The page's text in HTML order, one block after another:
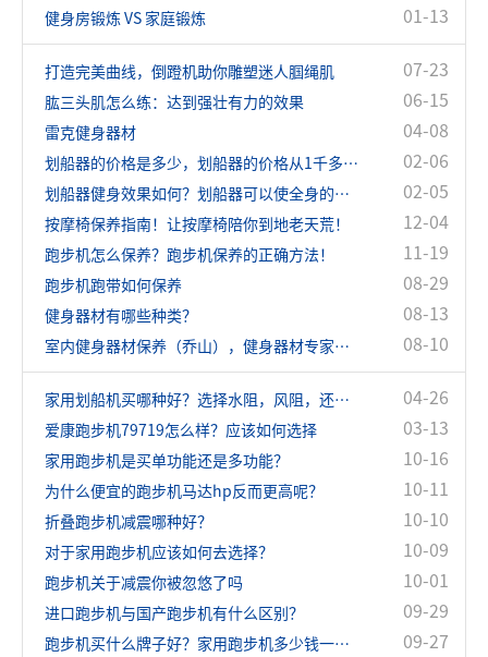
01-13
健身房锻炼 VS 家庭锻炼
07-23
打造完美曲线，倒蹬机助你雕塑迷人腘绳肌
06-15
肱三头肌怎么练：达到强壮有力的效果
04-08
雷克健身器材
02-06
划船器的价格是多少，划船器的价格从1千多到几万的都有！
02-05
划船器健身效果如何？划船器可以使全身的肌肉都得到很好的锻炼
12-04
按摩椅保养指南！让按摩椅陪你到地老天荒！
11-19
跑步机怎么保养？跑步机保养的正确方法！
08-29
跑步机跑带如何保养
08-13
健身器材有哪些种类？
08-10
室内健身器材保养（乔山），健身器材专家指导
04-26
家用划船机买哪种好？选择水阻，风阻，还是磁阻？
03-13
爱康跑步机79719怎么样？应该如何选择
10-16
家用跑步机是买单功能还是多功能？
10-11
为什么便宜的跑步机马达hp反而更高呢？
10-10
折叠跑步机减震哪种好？
10-09
对于家用跑步机应该如何去选择？
10-01
跑步机关于减震你被忽悠了吗
09-29
进口跑步机与国产跑步机有什么区别？
09-27
跑步机买什么牌子好？家用跑步机多少钱一台？